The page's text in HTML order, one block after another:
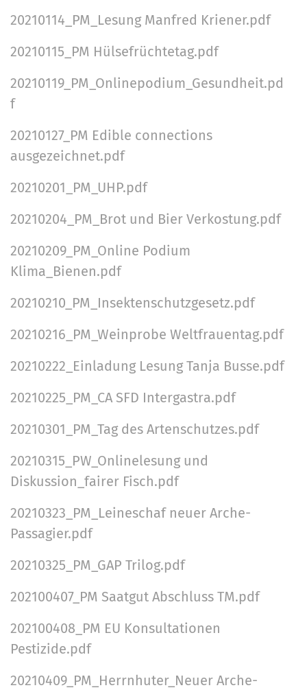
20210114_PM_Lesung Manfred Kriener.pdf
20210115_PM Hülsefrüchtetag.pdf
20210119_PM_Onlinepodium_Gesundheit.pd
f
20210127_PM Edible connections
ausgezeichnet.pdf
20210201_PM_UHP.pdf
20210204_PM_Brot und Bier Verkostung.pdf
20210209_PM_Online Podium
Klima_Bienen.pdf
20210210_PM_Insektenschutzgesetz.pdf
20210216_PM_Weinprobe Weltfrauentag.pdf
20210222_Einladung Lesung Tanja Busse.pdf
20210225_PM_CA SFD Intergastra.pdf
20210301_PM_Tag des Artenschutzes.pdf
20210315_PW_Onlinelesung und
Diskussion_fairer Fisch.pdf
20210323_PM_Leineschaf neuer Arche-
Passagier.pdf
20210325_PM_GAP Trilog.pdf
202100407_PM Saatgut Abschluss TM.pdf
202100408_PM EU Konsultationen
Pestizide.pdf
20210409_PM_Herrnhuter_Neuer Arche-